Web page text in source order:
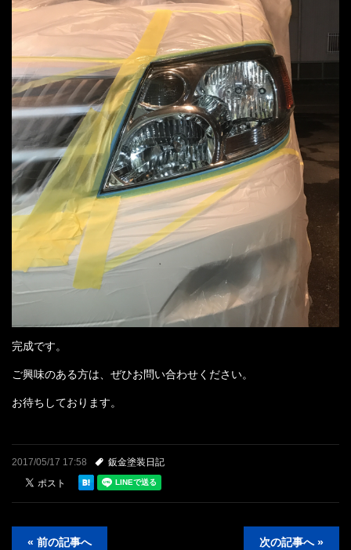
完成です。
ご興味のある方は、ぜひお問い合わせください。
お待ちしております。
2017/05/17 17:58 鈑金塗装日記
« 前の記事へ 次の記事へ »